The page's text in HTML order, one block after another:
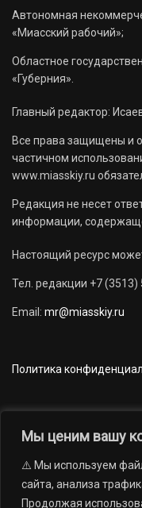
Мы ценим вашу
⚠️ Мы используем
сайта, анализа
Продолжая
Автономная
«Миасский рабочий»;
Областное
«Губерния».
Главный редактор:
Все права защищены и
частичном
www.miasskiy.ru
Редакция не несет
информации,
Настоящий ресурс
Тел. редакции +7 (3513)
Email: mr@miasskiy.ru
Политика
Новости
АРХИВ
16+